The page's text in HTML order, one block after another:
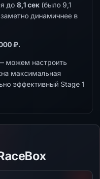
до 8,1 сек (было 9,1
динамичнее в
₽.
можем настроить
максимальная
эффективный Stage 1